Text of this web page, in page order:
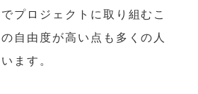
プロジェクトに取り組むこ
自由度が高い点も多くの人
ます。